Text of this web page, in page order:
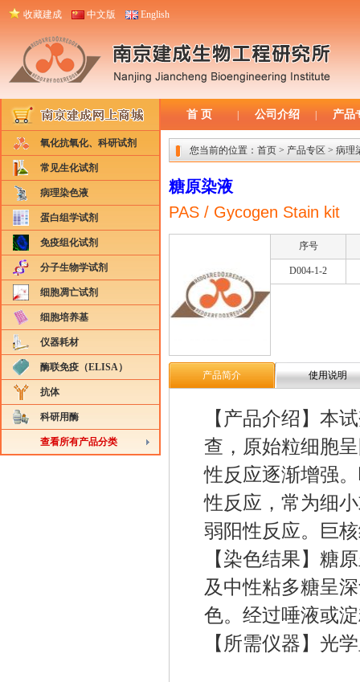
收藏建成 中文版 English
首 页 公司介绍 产品
氧化抗氧化、科研试剂
常见生化试剂
病理染色液
蛋白组学试剂
免疫组化试剂
分子生物学试剂
细胞凋亡试剂
细胞培养基
仪器耗材
酶联免疫（ELISA）
抗体
科研用酶
查看所有产品分类
您当前的位置： 首页 > 产品专区 > 病理
糖原染液
PAS / Gycogen Stain kit
序号
D004-1-2
产品简介 使用说明
【产品介绍】本
查，原始粒细胞
性反应逐渐增强
性反应，常为细
弱阳性反应。巨
【染色结果】糖
及中性粘多糖呈
色。经过唾液或
【所需仪器】光